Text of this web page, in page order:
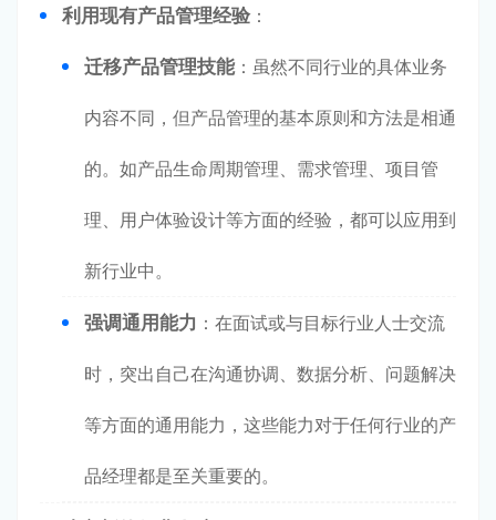
利用现有产品管理经验：
迁移产品管理技能：虽然不同行业的具体业务
内容不同，但产品管理的基本原则和方法是相通
的。如产品生命周期管理、需求管理、项目管
理、用户体验设计等方面的经验，都可以应用到
新行业中。
强调通用能力 ：在面试或与目标行业人士交流
时，突出自己在沟通协调、数据分析、问题解决
等方面的通用能力，这些能力对于任何行业的产
品经理都是至关重要的。